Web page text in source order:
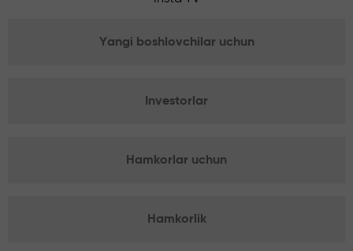
Yangi boshlovchilar uchun
Investorlar
Hamkorlar uchun
Hamkorlik